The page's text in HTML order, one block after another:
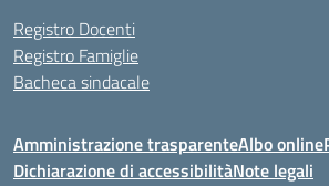
Registro Docenti
Registro Famiglie
Bacheca sindacale
Amministrazione trasparenteAlbo online
Dichiarazione di accessibilitàNote legali